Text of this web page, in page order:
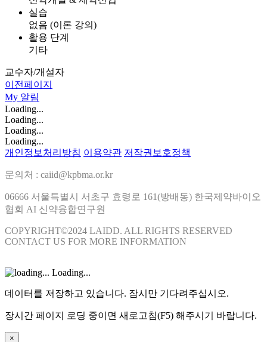
실습
없음 (이론 강의)
활용 단계
기타
교수자/개설자
이전페이지
My 알림
Loading...
Loading...
Loading...
Loading...
개인정보처리방침 이용약관 저작권보호정책
문의처 : caiid@kpbma.or.kr
06666 서울특별시 서초구 효령로 161(방배동) 한국제약바이오
협회 AI 신약융합연구원
COPYRIGHT©2024 LAIDD. ALL RIGHTS RESERVED
CONTACT US FOR MORE INFORMATION
Loading...
데이터를 저장하고 있습니다. 잠시만 기다려주십시오.
장시간 페이지 로딩 중이면 새로고침(F5) 해주시기 바랍니다.
×